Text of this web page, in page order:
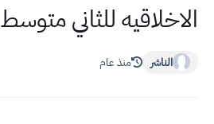
الاخلاقيه للثاني متوسط
الناشر منذ عام